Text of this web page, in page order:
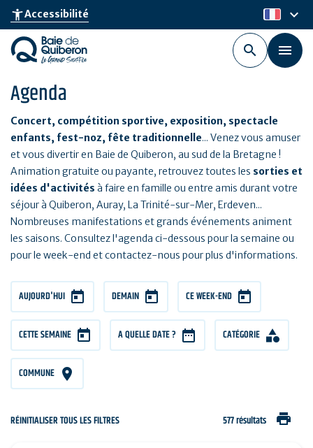
Aller
au
contenu
principal
accessibility_newAccessibilité fr
keyboard_arrow_down
Agenda
Concert, compétition sportive, exposition, spectacle
enfants, fest-noz, fête traditionnelle... Venez vous amuser
et vous divertir en Baie de Quiberon, au sud de la Bretagne !
Animation gratuite ou payante, retrouvez toutes les sorties et
idées d'activités à faire en famille ou entre amis durant votre
séjour à Quiberon, Auray, La Trinité-sur-Mer, Erdeven...
Nombreuses manifestations et grands événements animent
les saisons. Consultez l'agenda ci-dessous pour la semaine ou
pour le week-end et contactez-nous pour plus d'informations.
AUJOURD'HUI DEMAIN CE WEEK-END
CETTE SEMAINE A QUELLE DATE ? CATÉGORIE
COMMUNE
RÉINITIALISER TOUS LES FILTRES 577 résultats print